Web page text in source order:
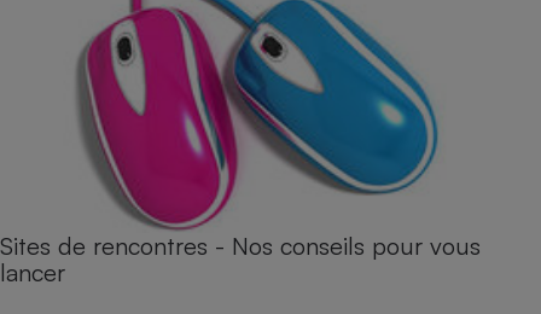
Sites de rencontres - Nos conseils pour vous
lancer